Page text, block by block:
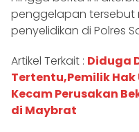
penggelapan tersebut
penyelidikan di Polres
Artikel Terkait : Diduga
Tertentu,Pemilik
Kecam Perusakan
di Maybrat